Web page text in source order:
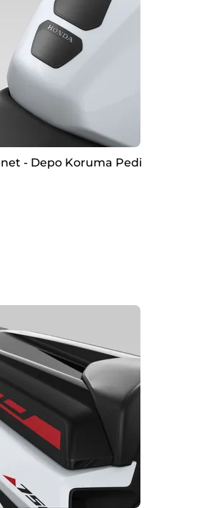
- Depo Koruma Pedi